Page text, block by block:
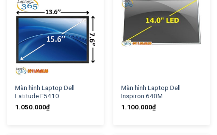
Màn hình Laptop Dell
Latitude E5410
1.050.000₫
Màn hình Laptop Dell
Inspiron 640M
1.100.000₫